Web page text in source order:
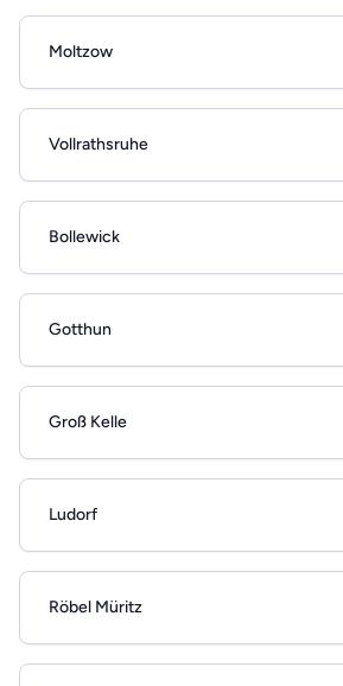
Moltzow
Vollrathsruhe
Bollewick
Gotthun
Groß Kelle
Ludorf
Röbel Müritz